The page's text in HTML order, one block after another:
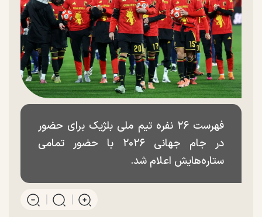
فهرست ۲۶ نفره تیم ملی بلژیک برای حضور
در جام جهانی ۲۰۲۶ با حضور تمامی
ستاره‌هایش اعلام شد.